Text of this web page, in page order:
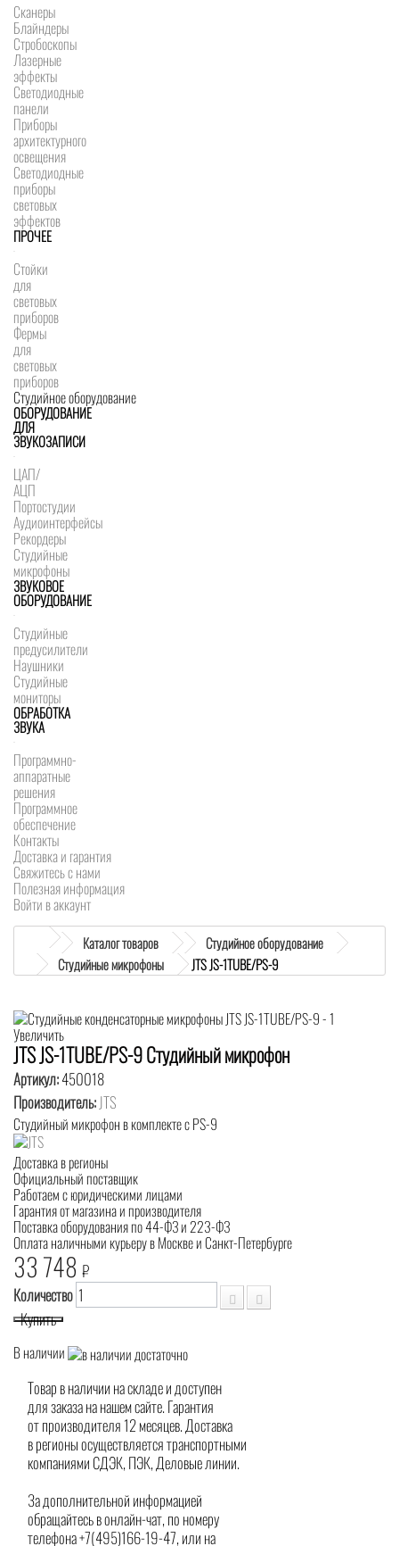
Сканеры
Блайндеры
Стробоскопы
Лазерные
эффекты
Светодиодные
панели
Приборы
архитектурного
освещения
Светодиодные
приборы
световых
эффектов
ПРОЧЕЕ
Стойки
для
световых
приборов
Фермы
для
световых
приборов
Студийное оборудование
ОБОРУДОВАНИЕ
ДЛЯ
ЗВУКОЗАПИСИ
ЦАП/
АЦП
Портостудии
Аудиоинтерфейсы
Рекордеры
Студийные
микрофоны
ЗВУКОВОЕ
ОБОРУДОВАНИЕ
Студийные
предусилители
Наушники
Студийные
мониторы
ОБРАБОТКА
ЗВУКА
Программно-
аппаратные
решения
Программное
обеспечение
Контакты
Доставка и гарантия
Свяжитесь с нами
Полезная информация
Войти в аккаунт
Каталог товаров
Студийное оборудование
Студийные микрофоны
JTS JS-1TUBE/PS-9
Увеличить
JTS JS-1TUBE/PS-9 Студийный микрофон
Артикул:450018
Производитель: JTS
Студийный микрофон в комплекте с PS-9
Доставка в регионы
Официальный поставщик
Работаем с юридическими лицами
Гарантия от магазина и производителя
Поставка оборудования по 44-ФЗ и 223-ФЗ
Оплата наличными курьеру в Москве и Санкт-Петербурге
33 748 ₽
Количество
Купить
В наличии
Товар в наличии на складе и доступен
для заказа на нашем сайте. Гарантия
от производителя 12 месяцев. Доставка
в регионы осуществляется транспортными
компаниями СДЭК, ПЭК, Деловые линии.
За дополнительной информацией
обращайтесь в онлайн-чат, по номеру
телефона +7(495)166-19-47, или на